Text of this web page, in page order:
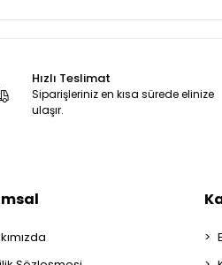
Hızlı Teslimat
Siparişleriniz en kısa sürede elinize
ulaşır.